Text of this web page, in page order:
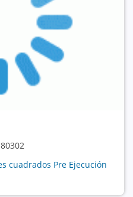
cuadrados Pre Ejecución